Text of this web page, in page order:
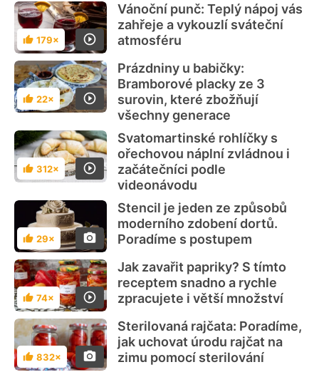
Hodnocení
179×
Vánoční punč: Teplý nápoj vás
zahřeje a vykouzlí sváteční
atmosféru
Hodnocení
22×
Prázdniny u babičky:
Bramborové placky ze 3
surovin, které zbožňují
všechny generace
Hodnocení
312×
Svatomartinské rohlíčky s
ořechovou náplní zvládnou i
začátečníci podle
videonávodu
Hodnocení
29×
Stencil je jeden ze způsobů
moderního zdobení dortů.
Poradíme s postupem
Hodnocení
74×
Jak zavařit papriky? S tímto
receptem snadno a rychle
zpracujete i větší množství
Hodnocení
832×
Sterilovaná rajčata: Poradíme,
jak uchovat úrodu rajčat na
zimu pomocí sterilování